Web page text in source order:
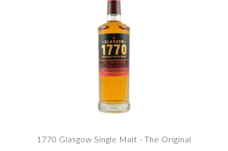
1770 Glasgow Single Malt - The Original